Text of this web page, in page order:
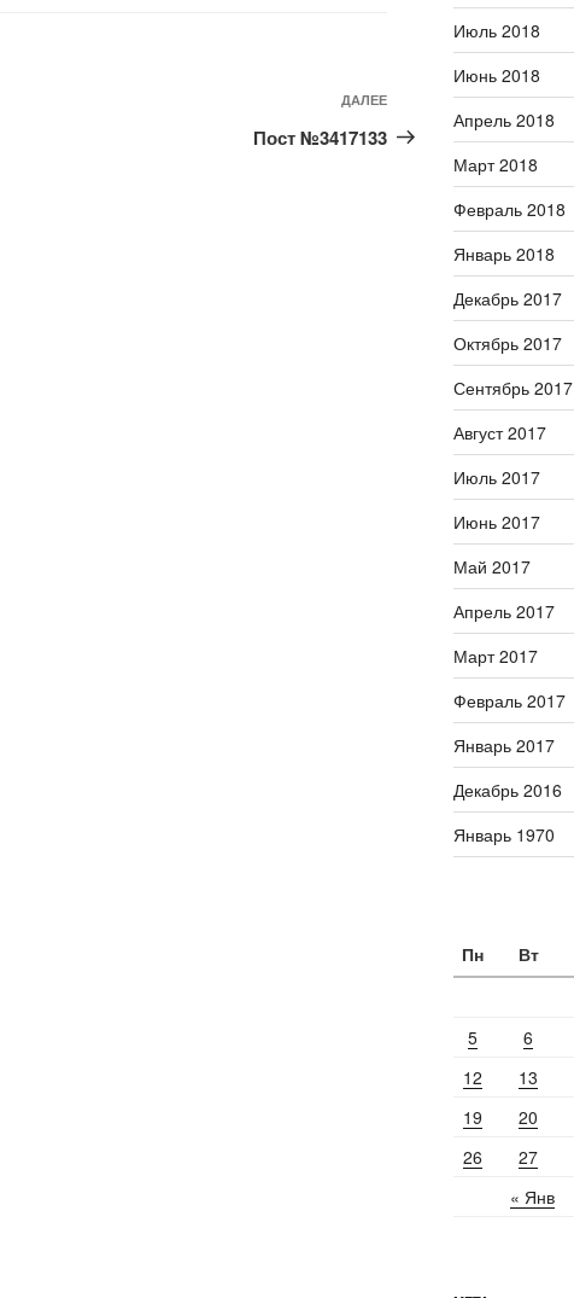
Следующая
запись
ДАЛЕЕ
Пост №3417133
Июль 2018
Июнь 2018
Апрель 2018
Март 2018
Февраль 2018
Январь 2018
Декабрь 2017
Октябрь 2017
Сентябрь 2017
Август 2017
Июль 2017
Июнь 2017
Май 2017
Апрель 2017
Март 2017
Февраль 2017
Январь 2017
Декабрь 2016
Январь 1970
Пн
Вт
« Янв
5
6
12
13
19
20
26
27